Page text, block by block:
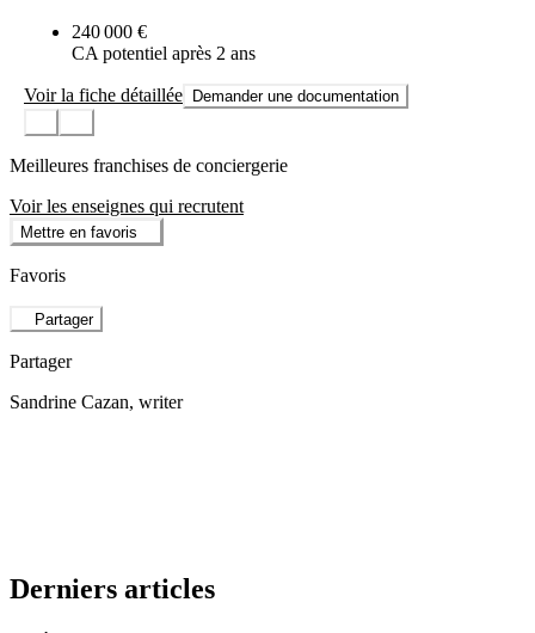
240 000 €
CA potentiel après 2 ans
Voir la fiche détaillée Demander une documentation
Meilleures franchises de conciergerie
Voir les enseignes qui recrutent
Mettre en favoris
Favoris
Partager
Partager
Sandrine Cazan, writer
Derniers articles